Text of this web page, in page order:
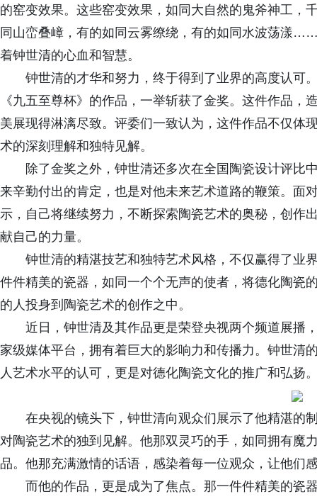
的窑变效果。这些窑变效果，如同大自然的鬼斧神工，
同山峦叠嶂，有的如同云雾缭绕，有的如同水波荡漾
着钟世清的心血和智慧。
钟世清的才华和努力，终于得到了业界的高度认可
《九五至尊杯》的作品，一举斩获了金奖。这件作品
美展现得淋漓尽致。评委们一致认为，这件作品不仅体
术的深刻理解和独特见解。
除了金奖之外，钟世清还多次在全国陶瓷设计评比
来辛勤付出的肯定，也是对他未来艺术道路的鞭策。面
示，自己将继续努力，不断探索陶瓷艺术的奥秘，创作
献自己的力量。
钟世清的精湛技艺和独特艺术风格，不仅赢得了业
件件精美的瓷器，如同一个个无声的使者，将德化陶瓷
的人投身到陶瓷艺术的创作之中。
近日，钟世清及其作品更是荣登央视两个频道展播
家级媒体平台，拥有着巨大的影响力和传播力。钟世清
人艺术水平的认可，更是对德化陶瓷文化的推广和弘扬
在央视的镜头下，钟世清向观众们展示了他精湛的
对陶瓷艺术的独到见解。他那双灵巧的手，如同拥有魔
品。他那充满激情的话语，感染着每一位观众，让他们
而他的作品，更是成为了焦点。那一件件精美的瓷